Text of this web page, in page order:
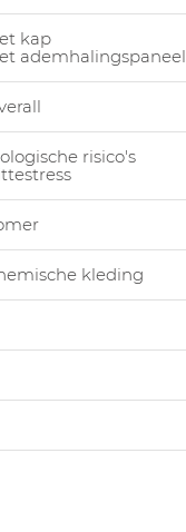
kap
ademhalingspaneel
risico's
kleding